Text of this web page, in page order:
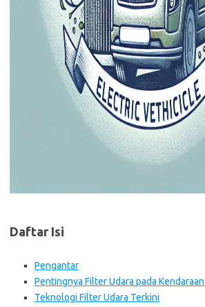
Daftar Isi
Pengantar
Pentingnya Filter Udara pada
Teknologi Filter Udara Terkini